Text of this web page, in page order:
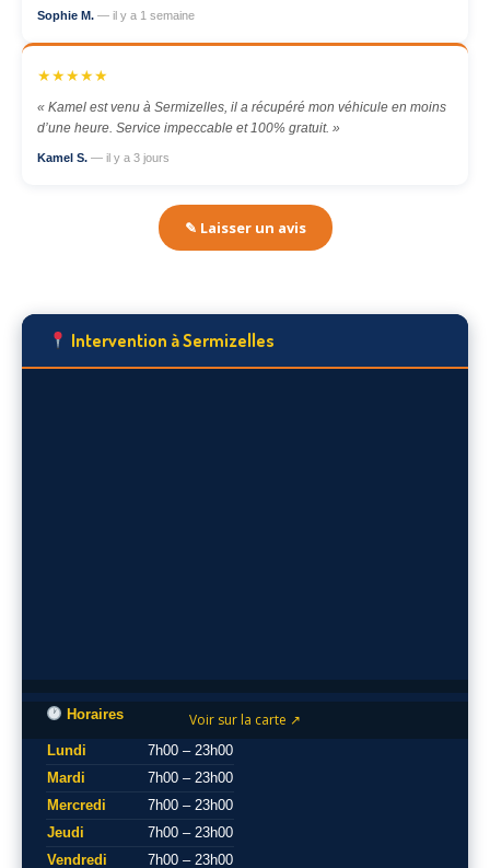
Sophie M. — il y a 1 semaine
★★★★★
« Kamel est venu à Sermizelles, il a récupéré mon véhicule en moins
d’une heure. Service impeccable et 100% gratuit. »
Kamel S. — il y a 3 jours
✎ Laisser un avis
Intervention à Sermizelles
Voir sur la carte ↗
Horaires
Lundi
7h00 – 23h00
Mardi
7h00 – 23h00
Mercredi
7h00 – 23h00
Jeudi
7h00 – 23h00
Vendredi
7h00 – 23h00